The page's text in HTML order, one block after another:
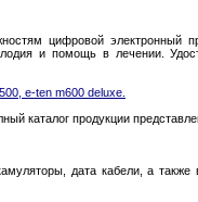
цифровой электронный
и помощь в лечении.
e-ten m600 deluxe.
каталог продукции
дата кабели, а также